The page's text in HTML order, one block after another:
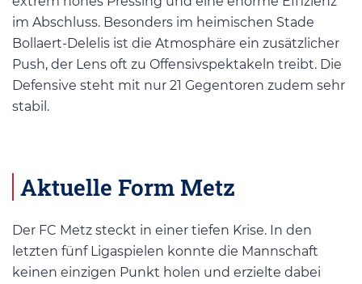
im Abschluss. Besonders im heimischen Stade
Bollaert-Delelis ist die Atmosphäre ein zusätzlicher
Push, der Lens oft zu Offensivspektakeln treibt. Die
Defensive steht mit nur 21 Gegentoren zudem sehr
stabil.
Aktuelle Form Metz
Der FC Metz steckt in einer tiefen Krise. In den
letzten fünf Ligaspielen konnte die Mannschaft
keinen einzigen Punkt holen und erzielte dabei